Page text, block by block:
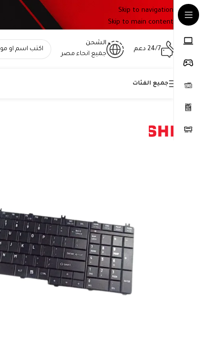
Skip to navigation
Skip to main content
24/7 دعم
الشحن
جميع انحاء مصر
جميع الفئات